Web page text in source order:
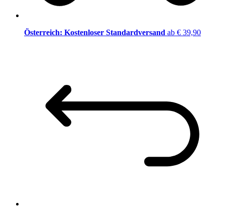
Österreich: Kostenloser Standardversand ab € 39,90